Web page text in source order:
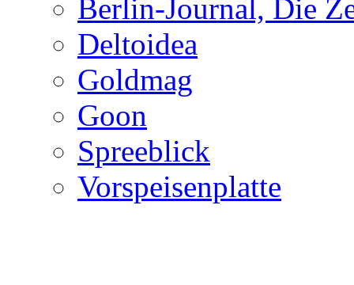
Berlin-Journal, Die
Deltoidea
Goldmag
Goon
Spreeblick
Vorspeisenplatte